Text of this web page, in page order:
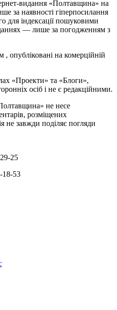
видання «Полтавщина» на
за наявності гіперпосилання
для індексації пошуковими
— лише за погодженням з
, опубліковані на комерційній
«Проекти» та «Блоги»,
осіб і не є редакційними.
не несе
розміщених
не завжди поділяє погляди
25
18-53